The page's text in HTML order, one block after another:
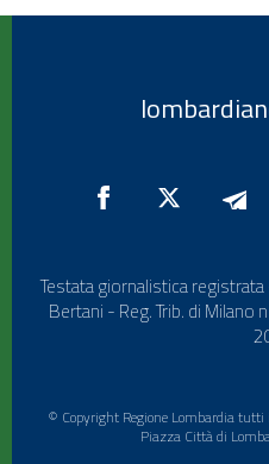
Testata giornalistica
Bertani - Reg. Trib. di
© Copyright Regione Lombardia
Piazza Città di